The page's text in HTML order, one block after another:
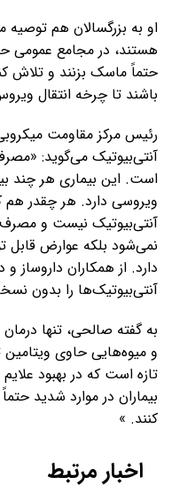
او به بزرگسالان هم توصیه
هستند، در مجامع عمومی
حتماً ماسک بزنند و تلاش
باشند تا چرخه انتقال
رئیس مرکز مقاومت
آنتی‌بیوتیک می‌گوید:
است. این بیماری هر چند
ویروسی دارد. هر چقدر هم
آنتی‌بیوتیک نیست و مصرف
نمی‌شود بلکه عوارض قابل
دارد. از همکاران داروساز
آنتی‌بیوتیک‌ها را بدون
به گفته صالحی، تنها
تازه است که در بهبود
بیماران در موارد شدید
کنند. »
اخبار مرتبط